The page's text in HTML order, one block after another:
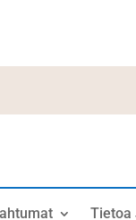
Tietoa